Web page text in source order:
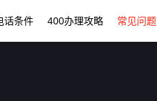
话条件 400办理攻略 常见问题